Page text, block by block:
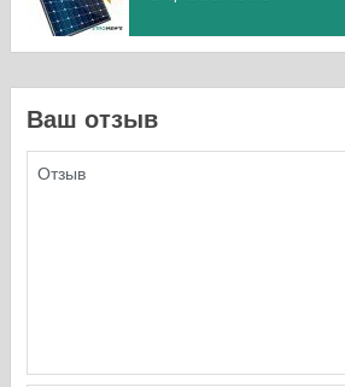
Ваш отзыв